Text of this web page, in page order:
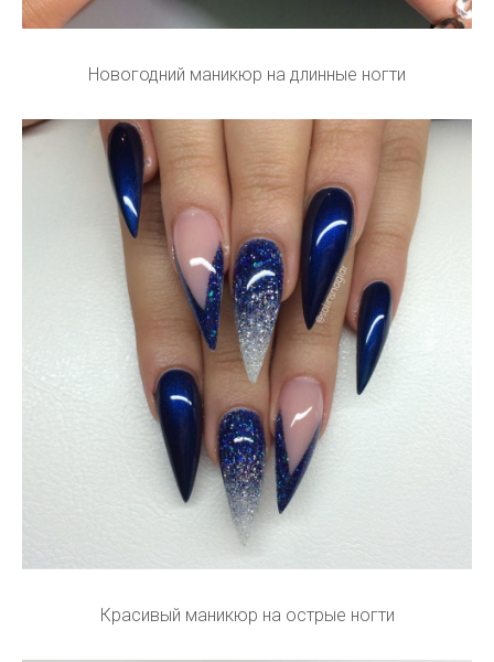
Новогодний маникюр на длинные ногти
Красивый маникюр на острые ногти